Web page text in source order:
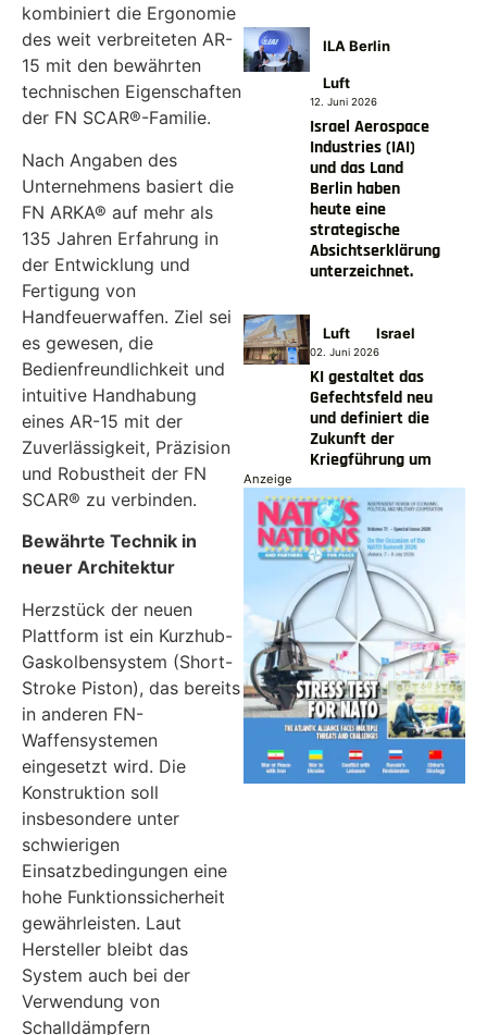
kombiniert die Ergonomie
des weit verbreiteten AR-
15 mit den bewährten
technischen Eigenschaften
der FN SCAR®-Familie.
Nach Angaben des
Unternehmens basiert die
FN ARKA® auf mehr als
135 Jahren Erfahrung in
der Entwicklung und
Fertigung von
Handfeuerwaffen. Ziel sei
es gewesen, die
Bedienfreundlichkeit und
intuitive Handhabung
eines AR-15 mit der
Zuverlässigkeit, Präzision
und Robustheit der FN
SCAR® zu verbinden.
Bewährte Technik in
neuer Architektur
Herzstück der neuen
Plattform ist ein Kurzhub-
Gaskolbensystem (Short-
Stroke Piston), das bereits
in anderen FN-
Waffensystemen
eingesetzt wird. Die
Konstruktion soll
insbesondere unter
schwierigen
Einsatzbedingungen eine
hohe Funktionssicherheit
gewährleisten. Laut
Hersteller bleibt das
System auch bei der
Verwendung von
Schalldämpfern
ILA Berlin
Luft
12. Juni 2026
Israel Aerospace
Industries (IAI)
und das Land
Berlin haben
heute eine
strategische
Absichtserklärung
unterzeichnet.
Luft Israel
02. Juni 2026
KI gestaltet das
Gefechtsfeld neu
und definiert die
Zukunft der
Kriegführung um
Anzeige